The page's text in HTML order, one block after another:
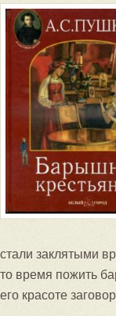
стали заклятыми
то время пожить
его красоте